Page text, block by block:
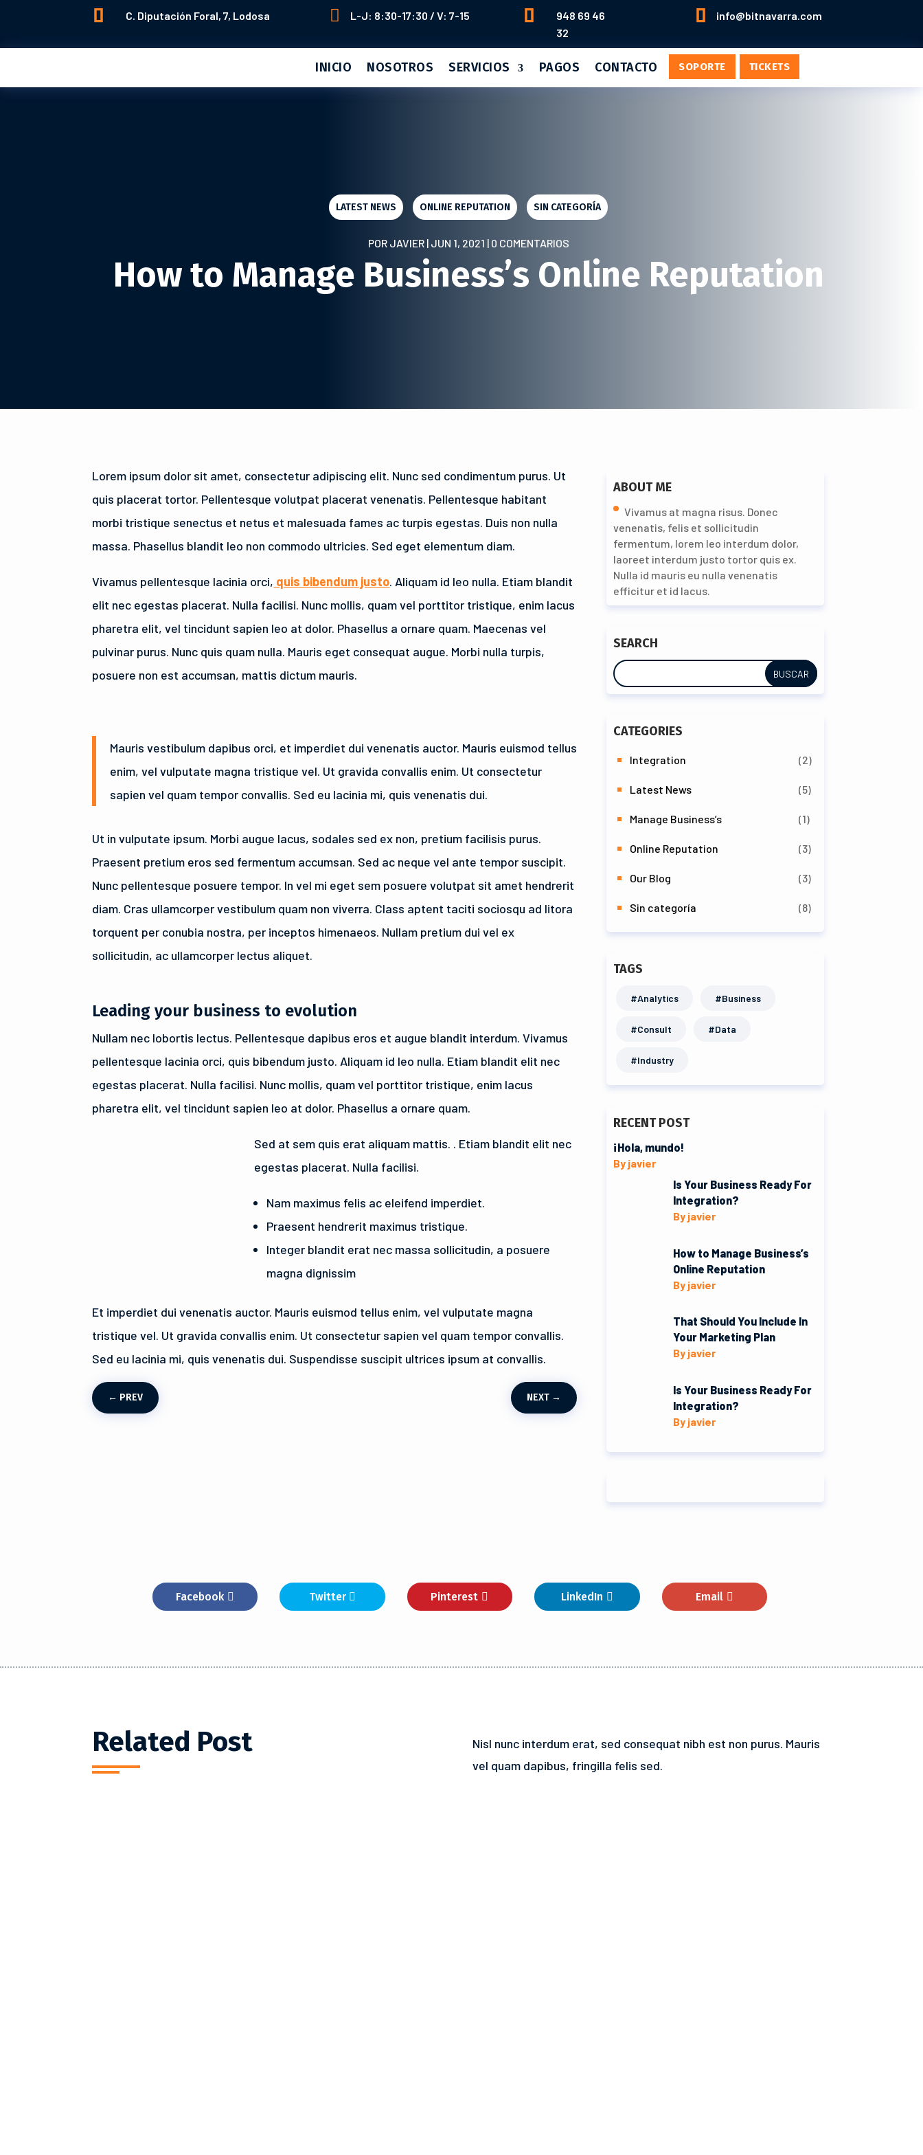
 C. Diputación Foral, 7, Lodosa  L-J: 8:30-17:30 / V: 7-15 
948 69 46
32
 info@bitnavarra.com
INICIO NOSOTROS SERVICIOS PAGOS CONTACTO SOPORTE TICKETS
LATEST NEWS ONLINE REPUTATION SIN CATEGORÍA
POR JAVIER| JUN 1, 2021 | 0 COMENTARIOS
How to Manage Business’s Online Reputation
Lorem ipsum dolor sit amet, consectetur adipiscing elit. Nunc sed condimentum purus. Ut
quis placerat tortor. Pellentesque volutpat placerat venenatis. Pellentesque habitant
morbi tristique senectus et netus et malesuada fames ac turpis egestas. Duis non nulla
massa. Phasellus blandit leo non commodo ultricies. Sed eget elementum diam.
Vivamus pellentesque lacinia orci, quis bibendum justo. Aliquam id leo nulla. Etiam blandit
elit nec egestas placerat. Nulla facilisi. Nunc mollis, quam vel porttitor tristique, enim lacus
pharetra elit, vel tincidunt sapien leo at dolor. Phasellus a ornare quam. Maecenas vel
pulvinar purus. Nunc quis quam nulla. Mauris eget consequat augue. Morbi nulla turpis,
posuere non est accumsan, mattis dictum mauris.
Mauris vestibulum dapibus orci, et imperdiet dui venenatis auctor. Mauris euismod tellus
enim, vel vulputate magna tristique vel. Ut gravida convallis enim. Ut consectetur
sapien vel quam tempor convallis. Sed eu lacinia mi, quis venenatis dui.
Ut in vulputate ipsum. Morbi augue lacus, sodales sed ex non, pretium facilisis purus.
Praesent pretium eros sed fermentum accumsan. Sed ac neque vel ante tempor suscipit.
Nunc pellentesque posuere tempor. In vel mi eget sem posuere volutpat sit amet hendrerit
diam. Cras ullamcorper vestibulum quam non viverra. Class aptent taciti sociosqu ad litora
torquent per conubia nostra, per inceptos himenaeos. Nullam pretium dui vel ex
sollicitudin, ac ullamcorper lectus aliquet.
Leading your business to evolution
Nullam nec lobortis lectus. Pellentesque dapibus eros et augue blandit interdum. Vivamus
pellentesque lacinia orci, quis bibendum justo. Aliquam id leo nulla. Etiam blandit elit nec
egestas placerat. Nulla facilisi. Nunc mollis, quam vel porttitor tristique, enim lacus
pharetra elit, vel tincidunt sapien leo at dolor. Phasellus a ornare quam.
Sed at sem quis erat aliquam mattis. . Etiam blandit elit nec
egestas placerat. Nulla facilisi.
Nam maximus felis ac eleifend imperdiet.
Praesent hendrerit maximus tristique.
Integer blandit erat nec massa sollicitudin, a posuere
magna dignissim
Et imperdiet dui venenatis auctor. Mauris euismod tellus enim, vel vulputate magna
tristique vel. Ut gravida convallis enim. Ut consectetur sapien vel quam tempor convallis.
Sed eu lacinia mi, quis venenatis dui. Suspendisse suscipit ultrices ipsum at convallis.
← PREV NEXT →
ABOUT ME
Vivamus at magna risus. Donec
venenatis, felis et sollicitudin
fermentum, lorem leo interdum dolor,
laoreet interdum justo tortor quis ex.
Nulla id mauris eu nulla venenatis
efficitur et id lacus.
SEARCH
CATEGORIES
Integration (2)
Latest News (5)
Manage Business’s (1)
Online Reputation (3)
Our Blog (3)
Sin categoría (8)
TAGS
#Analytics #Business
#Consult #Data
#Industry
RECENT POST
¡Hola, mundo!
By javier
Is Your Business Ready For
Integration?
By javier
How to Manage Business’s
Online Reputation
By javier
That Should You Include In
Your Marketing Plan
By javier
Is Your Business Ready For
Integration?
By javier
Facebook Twitter Pinterest LinkedIn Email
Related Post
Nisl nunc interdum erat, sed consequat nibh est non purus. Mauris
vel quam dapibus, fringilla felis sed.